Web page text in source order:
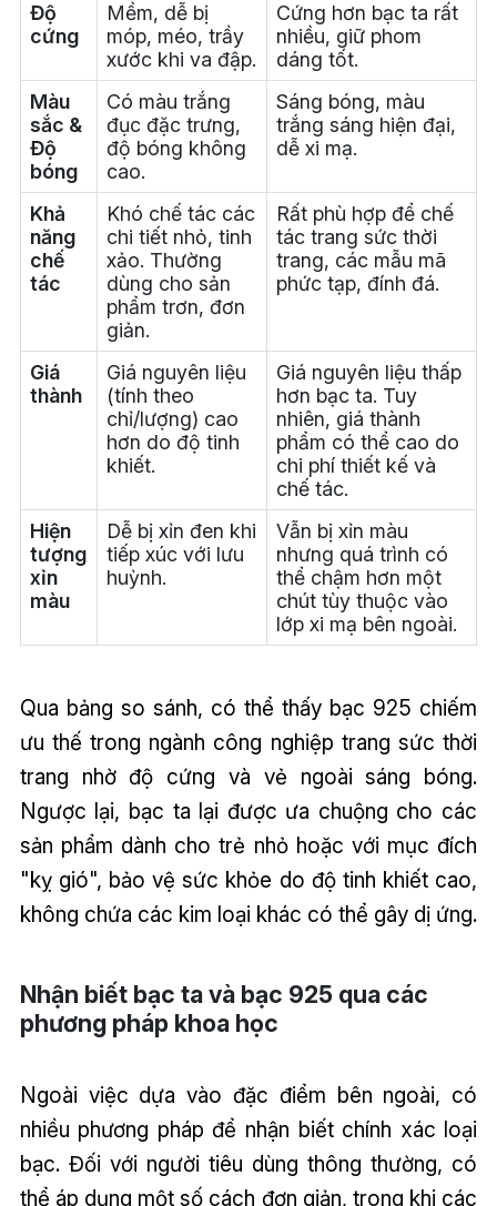
Độ
cứng
Mềm, dễ bị
móp, méo, trầy
xước khi va đập.
Cứng hơn bạc ta rất
nhiều, giữ phom
dáng tốt.
Màu
sắc &
Độ
bóng
Có màu trắng
đục đặc trưng,
độ bóng không
cao.
Sáng bóng, màu
trắng sáng hiện đại,
dễ xi mạ.
Khả
năng
chế
tác
Khó chế tác các
chi tiết nhỏ, tinh
xảo. Thường
dùng cho sản
phẩm trơn, đơn
giản.
Rất phù hợp để chế
tác trang sức thời
trang, các mẫu mã
phức tạp, đính đá.
Giá
thành
Giá nguyên liệu
(tính theo
chỉ/lượng) cao
hơn do độ tinh
khiết.
Giá nguyên liệu thấp
hơn bạc ta. Tuy
nhiên, giá thành
phẩm có thể cao do
chi phí thiết kế và
chế tác.
Hiện
tượng
xỉn
màu
Dễ bị xỉn đen khi
tiếp xúc với lưu
huỳnh.
Vẫn bị xỉn màu
nhưng quá trình có
thể chậm hơn một
chút tùy thuộc vào
lớp xi mạ bên ngoài.
Qua bảng so sánh, có thể thấy bạc 925 chiếm
ưu thế trong ngành công nghiệp trang sức thời
trang nhờ độ cứng và vẻ ngoài sáng bóng.
Ngược lại, bạc ta lại được ưa chuộng cho các
sản phẩm dành cho trẻ nhỏ hoặc với mục đích
"kỵ gió", bảo vệ sức khỏe do độ tinh khiết cao,
không chứa các kim loại khác có thể gây dị ứng.
Nhận biết bạc ta và bạc 925 qua các
phương pháp khoa học
Ngoài việc dựa vào đặc điểm bên ngoài, có
nhiều phương pháp để nhận biết chính xác loại
bạc. Đối với người tiêu dùng thông thường, có
thể áp dụng một số cách đơn giản, trong khi các